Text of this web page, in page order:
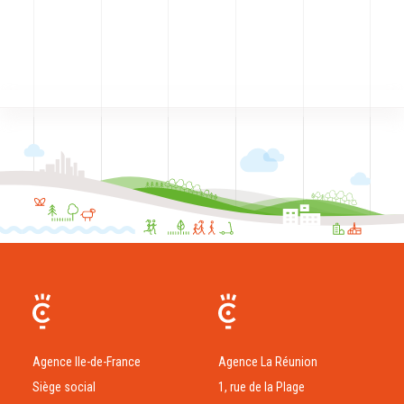
Agence Ile-de-France
Siège social
Agence La Réunion
1, rue de la Plage